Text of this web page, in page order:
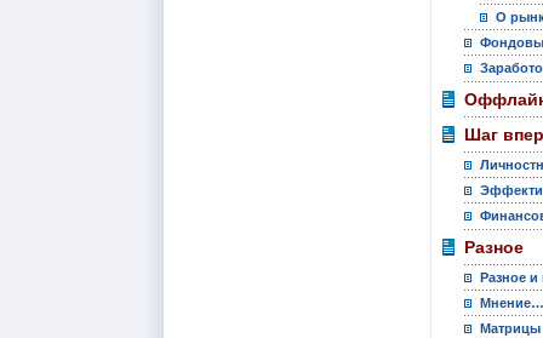
О
Шаг
Разное
Разное и
Мнение…
Матрицы